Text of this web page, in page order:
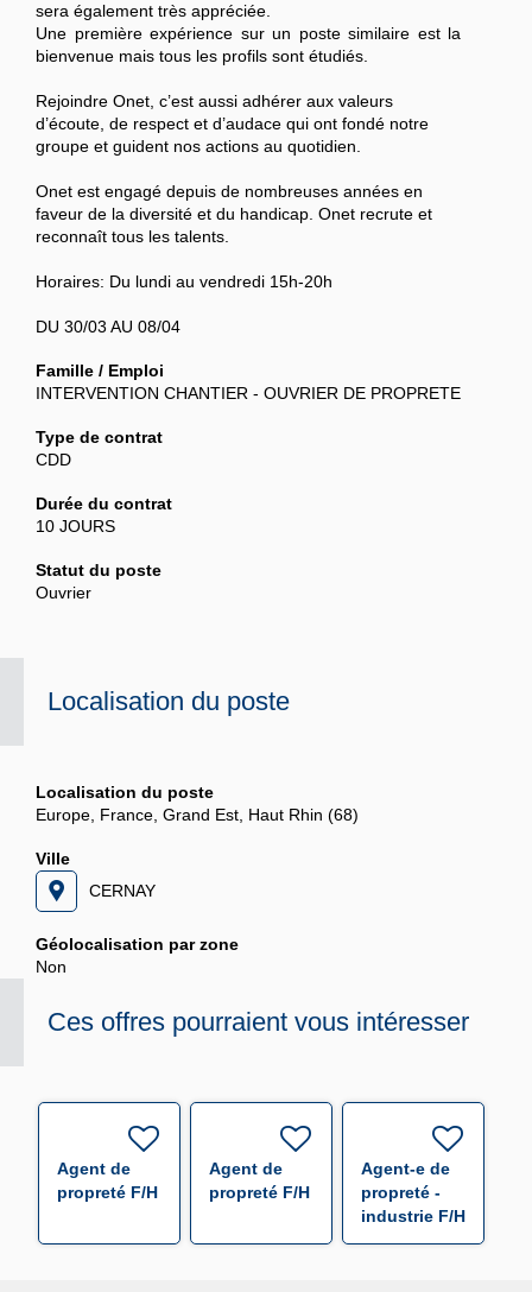
sera également très appréciée.
Une première expérience sur un poste similaire est la
bienvenue mais tous les profils sont étudiés.
Rejoindre Onet, c’est aussi adhérer aux valeurs
d’écoute, de respect et d’audace qui ont fondé notre
groupe et guident nos actions au quotidien.
Onet est engagé depuis de nombreuses années en
faveur de la diversité et du handicap. Onet recrute et
reconnaît tous les talents.
Horaires: Du lundi au vendredi 15h-20h
DU 30/03 AU 08/04
Famille / Emploi
INTERVENTION CHANTIER - OUVRIER DE PROPRETE
Type de contrat
CDD
Durée du contrat
10 JOURS
Statut du poste
Ouvrier
Localisation du poste
Localisation du poste
Europe, France, Grand Est, Haut Rhin (68)
Ville
CERNAY
Géolocalisation par zone
Non
Ces offres pourraient vous intéresser
Agent de
propreté F/H
Agent de
propreté F/H
Agent-e de
propreté -
industrie F/H